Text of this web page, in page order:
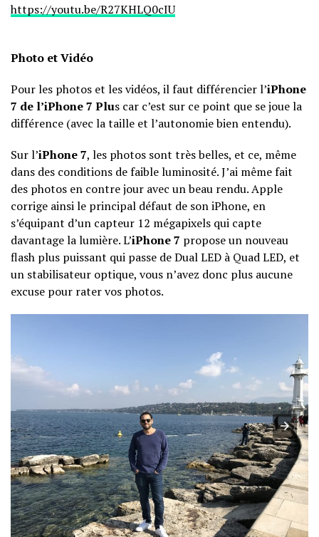
https://youtu.be/R27KHLQ0cIU
Photo et Vidéo
Pour les photos et les vidéos, il faut différencier l’iPhone
7 de l’iPhone 7 Plus car c’est sur ce point que se joue la
différence (avec la taille et l’autonomie bien entendu).
Sur l’iPhone 7, les photos sont très belles, et ce, même
dans des conditions de faible luminosité. J’ai même fait
des photos en contre jour avec un beau rendu. Apple
corrige ainsi le principal défaut de son iPhone, en
s’équipant d’un capteur 12 mégapixels qui capte
davantage la lumière. L’iPhone 7 propose un nouveau
flash plus puissant qui passe de Dual LED à Quad LED, et
un stabilisateur optique, vous n’avez donc plus aucune
excuse pour rater vos photos.